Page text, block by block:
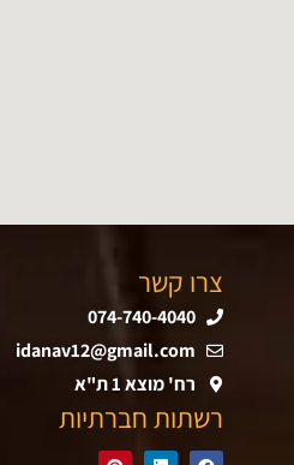
צרו קשר
074-740-4040
idanav12@gmail.com
רח' מוצא 1 ת"א
רשתות חברתיות